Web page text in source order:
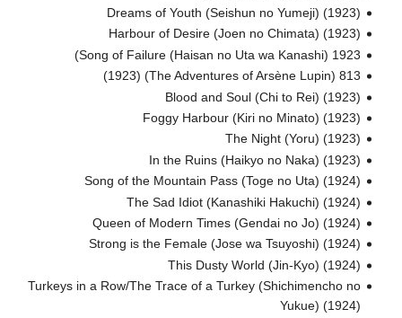
Dreams of Youth (Seishun no Yumeji) (1923)
Harbour of Desire (Joen no Chimata) (1923)
Song of Failure (Haisan no Uta wa Kanashi) 1923)
813 (The Adventures of Arsène Lupin) (1923)
Blood and Soul (Chi to Rei) (1923)
Foggy Harbour (Kiri no Minato) (1923)
The Night (Yoru) (1923)
In the Ruins (Haikyo no Naka) (1923)
Song of the Mountain Pass (Toge no Uta) (1924)
The Sad Idiot (Kanashiki Hakuchi) (1924)
Queen of Modern Times (Gendai no Jo) (1924)
Strong is the Female (Jose wa Tsuyoshi) (1924)
This Dusty World (Jin-Kyo) (1924)
Turkeys in a Row/The Trace of a Turkey (Shichimencho no
Yukue) (1924)